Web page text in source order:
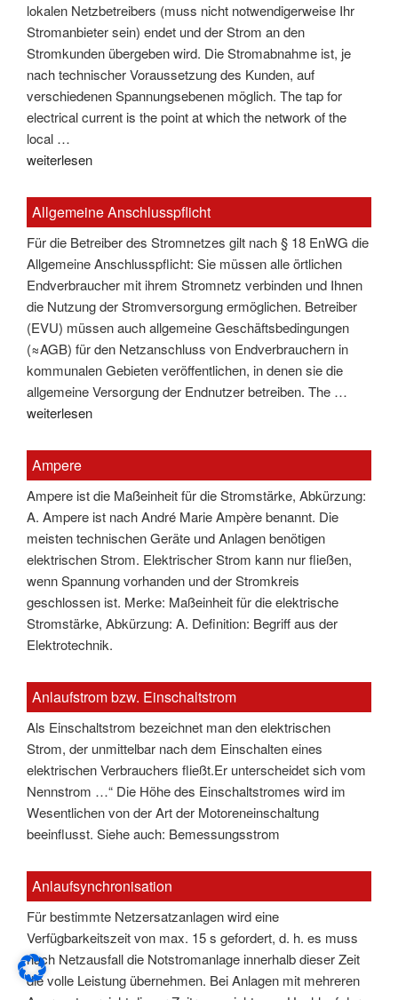
lokalen Netzbetreibers (muss nicht notwendigerweise Ihr
Stromanbieter sein) endet und der Strom an den
Stromkunden übergeben wird. Die Stromabnahme ist, je
nach technischer Voraussetzung des Kunden, auf
verschiedenen Spannungsebenen möglich. The tap for
electrical current is the point at which the network of the
local …
"Abnahmestelle"
weiterlesen
Allgemeine Anschlusspflicht
Für die Betreiber des Stromnetzes gilt nach § 18 EnWG die
Allgemeine Anschlusspflicht: Sie müssen alle örtlichen
Endverbraucher mit ihrem Stromnetz verbinden und Ihnen
die Nutzung der Stromversorgung ermöglichen. Betreiber
(EVU) müssen auch allgemeine Geschäftsbedingungen
(≈AGB) für den Netzanschluss von Endverbrauchern in
kommunalen Gebieten veröffentlichen, in denen sie die
allgemeine Versorgung der Endnutzer betreiben. The …
"Allgemeine
weiterlesen
Ampere
Ampere ist die Maßeinheit für die Stromstärke, Abkürzung:
A. Ampere ist nach André Marie Ampère benannt. Die
meisten technischen Geräte und Anlagen benötigen
elektrischen Strom. Elektrischer Strom kann nur fließen,
wenn Spannung vorhanden und der Stromkreis
geschlossen ist. Merke: Maßeinheit für die elektrische
Stromstärke, Abkürzung: A. Definition: Begriff aus der
Elektrotechnik.
Anlaufstrom bzw. Einschaltstrom
Als Einschaltstrom bezeichnet man den elektrischen
Strom, der unmittelbar nach dem Einschalten eines
elektrischen Verbrauchers fließt.Er unterscheidet sich vom
Nennstrom …“ Die Höhe des Einschaltstromes wird im
Wesentlichen von der Art der Motoreneinschaltung
beeinflusst. Siehe auch: Bemessungsstrom
Anlaufsynchronisation
Für bestimmte Netzersatzanlagen wird eine
Verfügbarkeitszeit von max. 15 s gefordert, d. h. es muss
nach Netzausfall die Notstromanlage innerhalb dieser Zeit
die volle Leistung übernehmen. Bei Anlagen mit mehreren